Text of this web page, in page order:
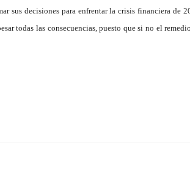
sus decisiones para enfrentar la crisis financiera de
todas las consecuencias, puesto que si no el